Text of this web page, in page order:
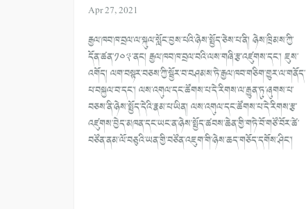
Apr 27, 2021
རྒྱལ་ཁབ་ཁ་བྲལ་ལ་སྐུལ་སློང་བྱས་པའི་ཉེས་སྤྱོད་ཅེས་པ་ནི། ཉེས་ཁྲིམས་ཀྱི་
དོན་ཚན་༡༠༣་ནང། རྒྱལ་ཁབ་ཁ་བྲལ་བའི་ལས་གཞི་རྩ་འཛུགས་དང་། ཇུས་
འགོད། ལག་བསྟར་བཅས་ཀྱི་སྦྱོར་བ་བཤམས་ཏེ་རྒྱལ་ཁབ་གཅིག་གྱུར་ལ་གནོད་
པ་བསྐྱལ་བ་དང་། ལས་འགུལ་དང་ཚོགས་པ་དེ་རིགས་ལ་རྒྱུན་ཏུ་ཞུགས་པ་
བཅས་ནི་ཉེས་སྤྱོད་དེའི་རྣམ་པ་ཡིན། ལས་འགུལ་དང་ཚོགས་པ་དེ་རིགས་རྩ་
འཛུགས་བྱེད་མཁན་དང་ཡང་ན་ཉེས་སྤྱོད་ཚབས་ཆེན་གྱི་གཏེ་བོ་གཙོ་བོར་ཚེ་
བཙོན་ནམ་ལོ་བཅུའི་ཡན་གྱི་བཙོན་འཇུག་གི་ཉེས་ཆད་གཅོད་དགོས་ཤིང་།